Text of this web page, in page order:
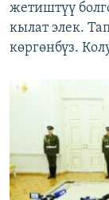
жетиштүү
кылат элек.
көргөнбүз.